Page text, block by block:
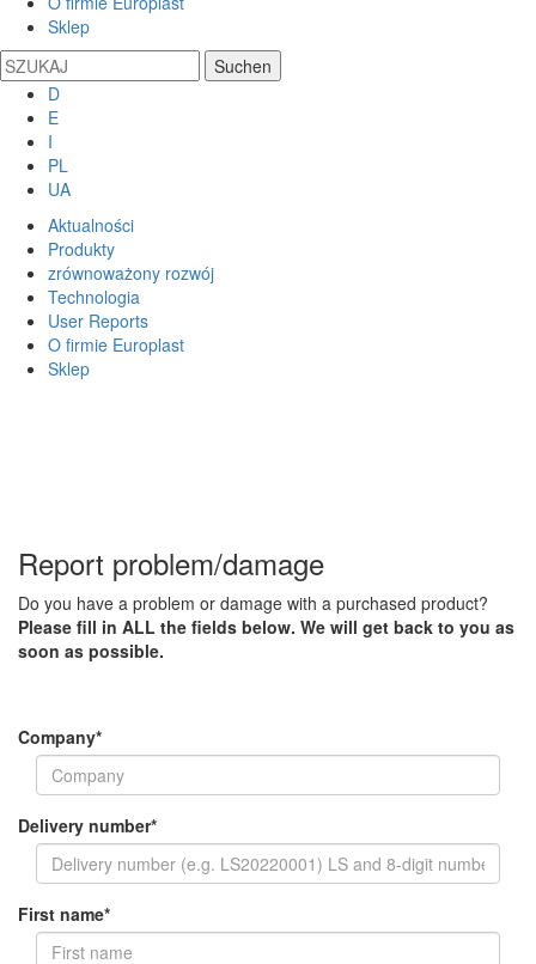
Sklep
D
E
I
PL
UA
Aktualności
Produkty
zrównoważony rozwój
Technologia
User Reports
O firmie Europlast
Sklep
Report problem/damage
Do you have a problem or damage with a purchased product?
Please fill in ALL the fields below. We will get back to you as
soon as possible.
Company*
Delivery number*
First name*